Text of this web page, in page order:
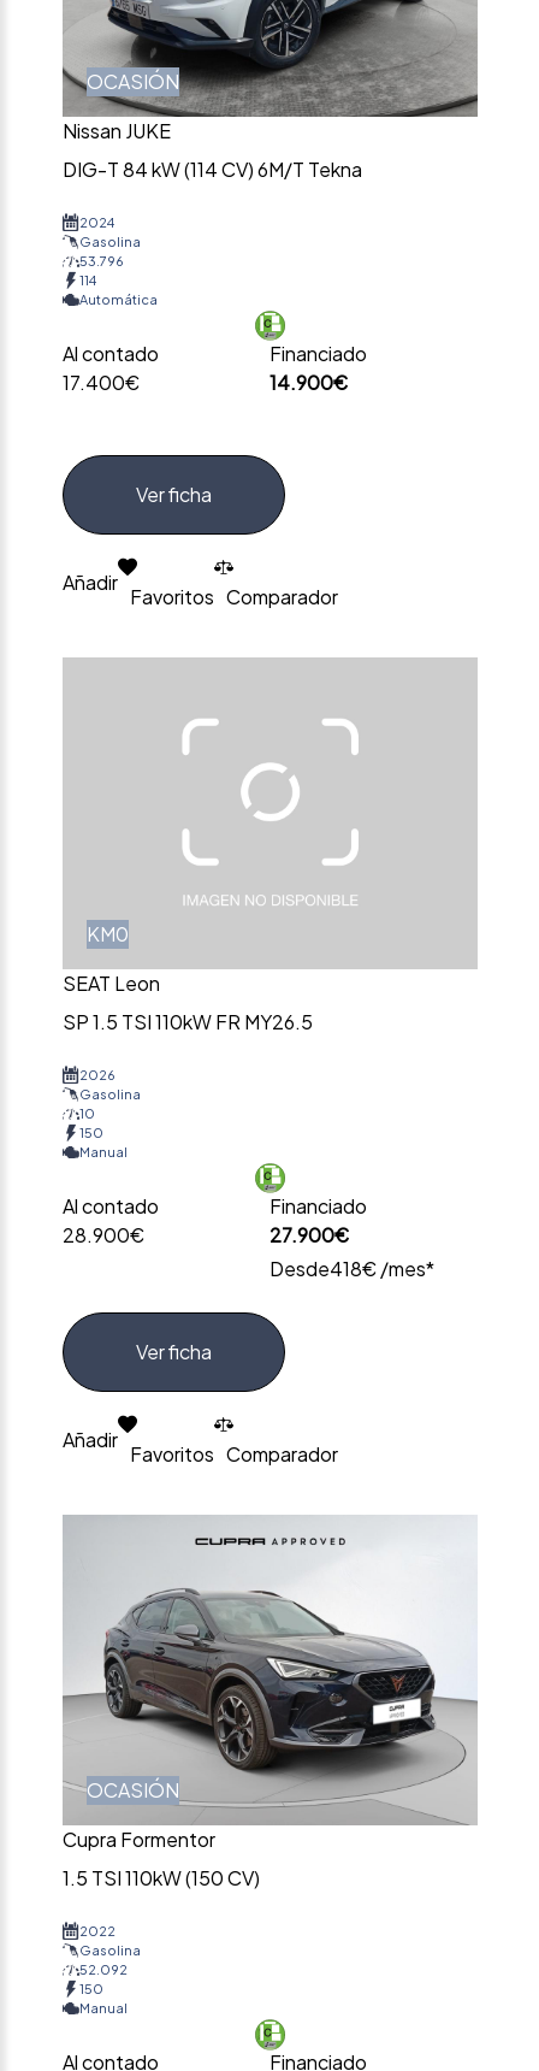
OCASIÓN
Nissan JUKE
DIG-T 84 kW (114 CV) 6M/T Tekna
2024
Gasolina
53.796
114
Automática
Al contado
17.400€
Financiado
14.900€
Ver ficha
Añadir
Favoritos Comparador
KM0
SEAT Leon
SP 1.5 TSI 110kW FR MY26.5
2026
Gasolina
10
150
Manual
Al contado
28.900€
Financiado
27.900€
Desde418€ /mes*
Ver ficha
Añadir
Favoritos Comparador
OCASIÓN
Cupra Formentor
1.5 TSI 110kW (150 CV)
2022
Gasolina
52.092
150
Manual
Al contado
Financiado